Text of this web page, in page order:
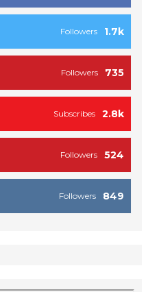
1.7k
Followers
735
Followers
2.8k
Subscribes
524
Followers
849
Followers